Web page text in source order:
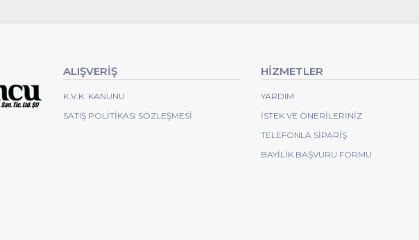
ALIŞVERİŞ
K.V.K. KANUNU
SATIŞ POLITIKASI SÖZLEŞMESI
HİZMETLER
YARDIM
İSTEK VE ÖNERILERINIZ
TELEFONLA SIPARIŞ
BAYILIK BAŞVURU FORMU